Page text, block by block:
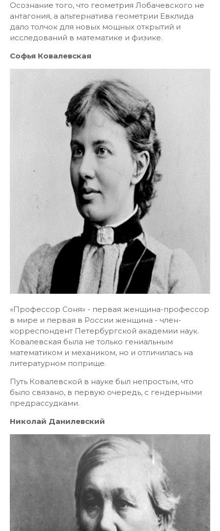
Осознание того, что геометрия Лобачевского не
антагония, а альтернатива геометрии Евклида
дало толчок для новых мощных открытий и
исследований в математике и физике.
Софья Ковалевская
«Профессор Соня» - первая женщина-профессор
в мире и первая в России женщина - член-
корреспондент Петербургской академии наук.
Ковалевская была не только гениальным
математиком и механиком, но и отличилась на
литературном поприще.
Путь Ковалевской в науке был непростым, что
было связано, в первую очередь, с гендерными
предрассудками.
Николай Данилевский